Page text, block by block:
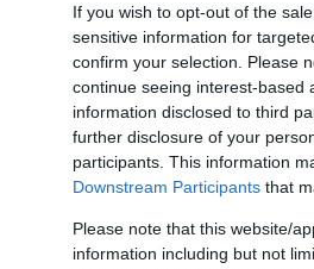
If you wish to opt-out of the
sensitive information for
confirm your selection. Please
continue seeing interest-based
information disclosed to third
further disclosure of your
participants. This information
Downstream Participants that
Please note that this website/
information including but not
bp13
fejlemények
fovarosi.blog.hu